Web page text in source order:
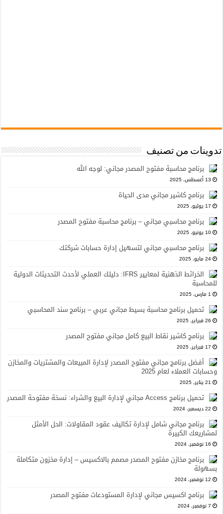
تدوينات من تصنيف
برنامج محاسبة مفتوح المصدر مجاني: لوجه الله
13 أغسطس، 2025
برنامج كاشير مجاني مدى الحياة
17 يوليو، 2025
برنامج محاسبي مجاني – برنامج محاسبة مفتوح المصدر
10 يونيو، 2025
برنامج محاسبي مجاني لتسهيل إدارة حسابات شركتك
24 مايو، 2025
الخرائط الذهنية لمعايير IFRS: دليلك العملي لأحدث التحديثات الدولية
للمحاسبة
1 مارس، 2025
تحميل برنامج محاسبة بسيط مجاني عربي – برنامج سند المحاسبي
26 فبراير، 2025
برنامج كاشير نقاط البيع كامل مجاني مفتوح المصدر
17 فبراير، 2025
أفضل برنامج مجاني مفتوح المصدر لإدارة المبيعات والمشتريات والمخازن
وحسابات العملاء لعام 2025
21 يناير، 2025
تحميل برنامج Access مجاني لإدارة البيع والشراء: نسخة مفتوحة المصدر
22 ديسمبر، 2024
برنامج مجاني شامل لإدارة تكاليف عقود المقاولات: الحل الأمثل
لمشاريعك الكبيرة
16 نوفمبر، 2024
برنامج مخازن مفتوح المصدر مصمم بالاكسيس – إدارة مخزون متكاملة
بسهولة
12 نوفمبر، 2024
برنامج اكسيس مجاني لإدارة المستودعات مفتوح المصدر
7 نوفمبر، 2024